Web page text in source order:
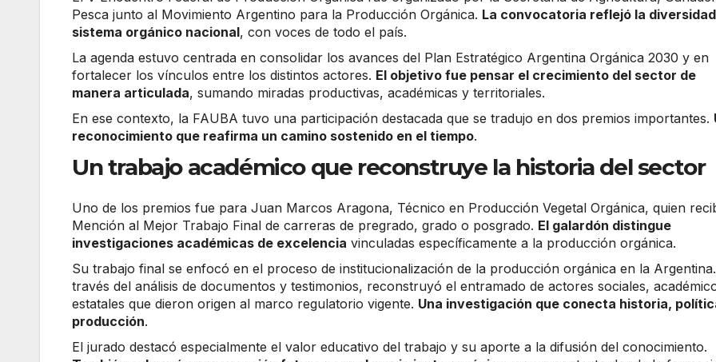
Pesca junto al Movimiento Argentino para la Producción Orgánica. La convocatoria reflejó la
sistema orgánico nacional, con voces de todo el país.
La agenda estuvo centrada en consolidar los avances del Plan Estratégico Argentina Orgánica 2030 y en
fortalecer los vínculos entre los distintos actores. El objetivo fue pensar el crecimiento del sector de
manera articulada, sumando miradas productivas, académicas y territoriales.
En ese contexto, la FAUBA tuvo una participación destacada que se tradujo en dos premios importantes.
reconocimiento que reafirma un camino sostenido en el tiempo.
Un trabajo académico que reconstruye la historia del sector
Uno de los premios fue para Juan Marcos Aragona, Técnico en Producción Vegetal Orgánica, quien
Mención al Mejor Trabajo Final de carreras de pregrado, grado o posgrado. El galardón distingue
investigaciones académicas de excelencia vinculadas específicamente a la producción orgánica.
Su trabajo final se enfocó en el proceso de institucionalización de la producción orgánica en la
través del análisis de documentos y testimonios, reconstruyó el entramado de actores sociales,
estatales que dieron origen al marco regulatorio vigente. Una investigación que conecta historia,
producción.
El jurado destacó especialmente el valor educativo del trabajo y su aporte a la difusión del conocimiento.